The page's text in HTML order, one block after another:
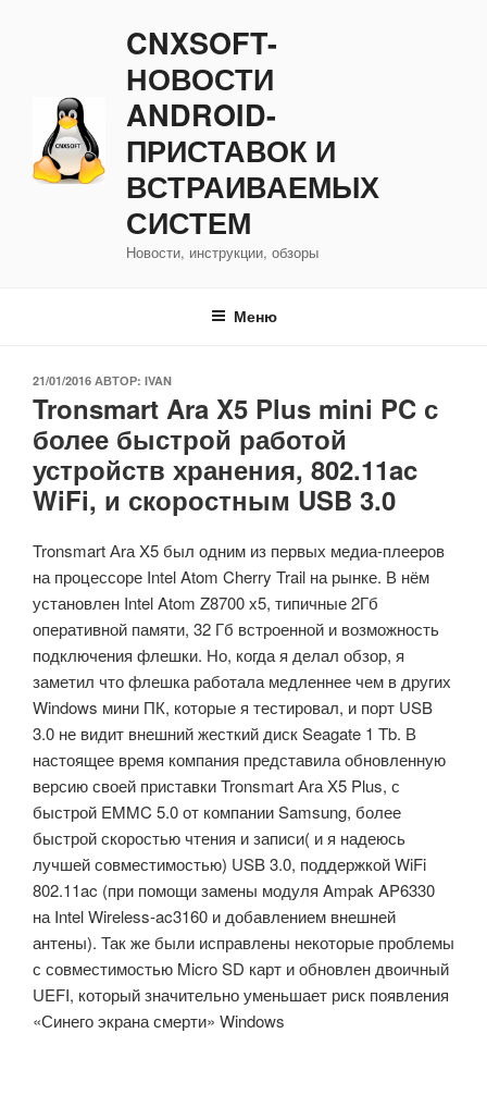
CNXSOFT-
НОВОСТИ
ANDROID-
ПРИСТАВОК И
ВСТРАИВАЕМЫХ
СИСТЕМ
Новости, инструкции, обзоры
Меню
ОПУБЛИКОВАНО
21/01/2016 АВТОР: IVAN
Tronsmart Ara X5 Plus mini PC с
более быстрой работой
устройств хранения, 802.11ac
WiFi, и скоростным USB 3.0
Tronsmart Аrа X5 был одним из первых медиа-плееров
на процессоре Intel Atom Cherry Trail на рынке. В нём
установлен Intel Atom Z8700 x5, типичные 2Гб
оперативной памяти, 32 Гб встроенной и возможность
подключения флешки. Но, когда я делал обзор, я
заметил что флешка работала медленнее чем в других
Windows мини ПК, которые я тестировал, и порт USB
3.0 не видит внешний жесткий диск Seagate 1 Tb. В
настоящее время компания представила обновленную
версию своей приставки Tronsmart Аrа X5 Plus, с
быстрой EMMC 5.0 от компании Samsung, более
быстрой скоростью чтения и записи( и я надеюсь
лучшей совместимостью) USB 3.0, поддержкой WiFi
802.11ac (при помощи замены модуля Ampak AP6330
на Intel Wireless-ac3160 и добавлением внешней
антены). Так же были исправлены некоторые проблемы
с совместимостью Micro SD карт и обновлен двоичный
UEFI, который значительно уменьшает риск появления
«Синего экрана смерти» Windows